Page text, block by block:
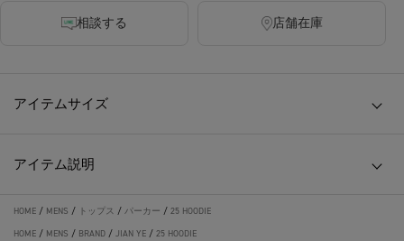
相談する 店舗在庫
アイテムサイズ
アイテム説明
HOME / MENS / トップス / パーカー / 25 HOODIE
HOME / MENS / BRAND / JIAN YE / 25 HOODIE